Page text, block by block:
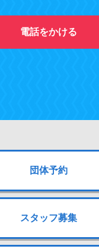
電話をかける
団体予約
スタッフ募集